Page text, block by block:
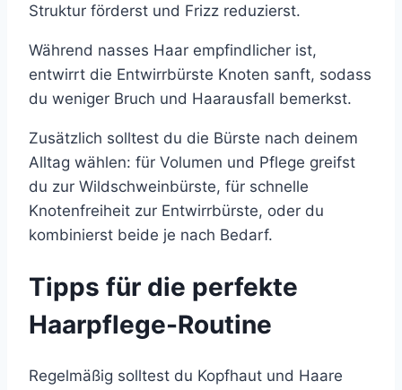
Struktur förderst und Frizz reduzierst.
Während nasses Haar empfindlicher ist,
entwirrt die Entwirrbürste Knoten sanft, sodass
du weniger Bruch und Haarausfall bemerkst.
Zusätzlich solltest du die Bürste nach deinem
Alltag wählen: für Volumen und Pflege greifst
du zur Wildschweinbürste, für schnelle
Knotenfreiheit zur Entwirrbürste, oder du
kombinierst beide je nach Bedarf.
Tipps für die perfekte
Haarpflege-Routine
Regelmäßig solltest du Kopfhaut und Haare